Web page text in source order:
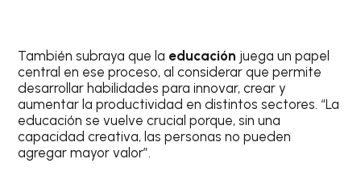
También subraya que la educación juega un papel
central en ese proceso, al considerar que permite
desarrollar habilidades para innovar, crear y
aumentar la productividad en distintos sectores. “La
educación se vuelve crucial porque, sin una
capacidad creativa, las personas no pueden
agregar mayor valor”.